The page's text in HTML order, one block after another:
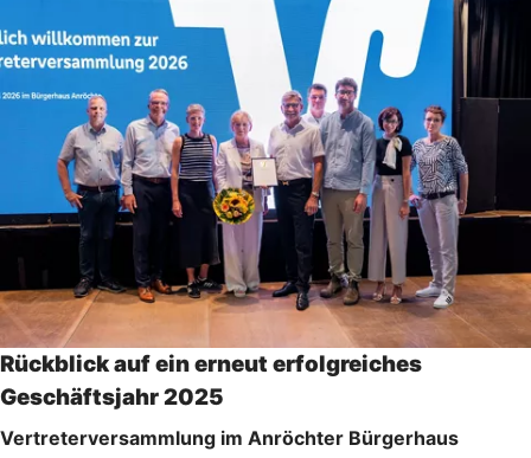
Rückblick auf ein erneut erfolgreiches
Geschäftsjahr 2025
Vertreterversammlung im Anröchter Bürgerhaus